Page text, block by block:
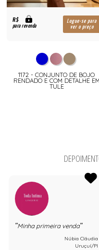
R$
para revenda
Logue-se para
ver o preço
1172 - CONJUNTO DE BOJO
RENDADO E COM DETALHE EM
TULE
Minha primeira venda
Núbia Cláudia
Uruçuí/PI